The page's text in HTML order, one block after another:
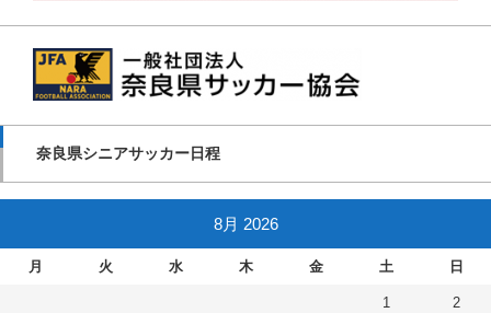
奈良県シニアサッカー日程
8月 2026
月 火 水 木 金 土 日
1 2